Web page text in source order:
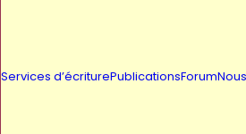
Services d’écriturePublicationsForum